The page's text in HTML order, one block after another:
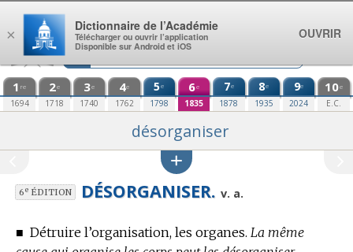
Aller au contenu
1 re
1694
2e
1718
3e
1740
4e
1762
5e
1798
6e
1835
7e
1878
8e
1935
9e
2024
10e
E.C.
désorganiser
6eÉDITION DÉSORGANISER. v. a.
■ Détruire l’organisation, les organes. La même
×
Dictionnaire de l’Académie
Télécharger ou ouvrir l’application
Disponible sur Android et iOS
OUVRIR